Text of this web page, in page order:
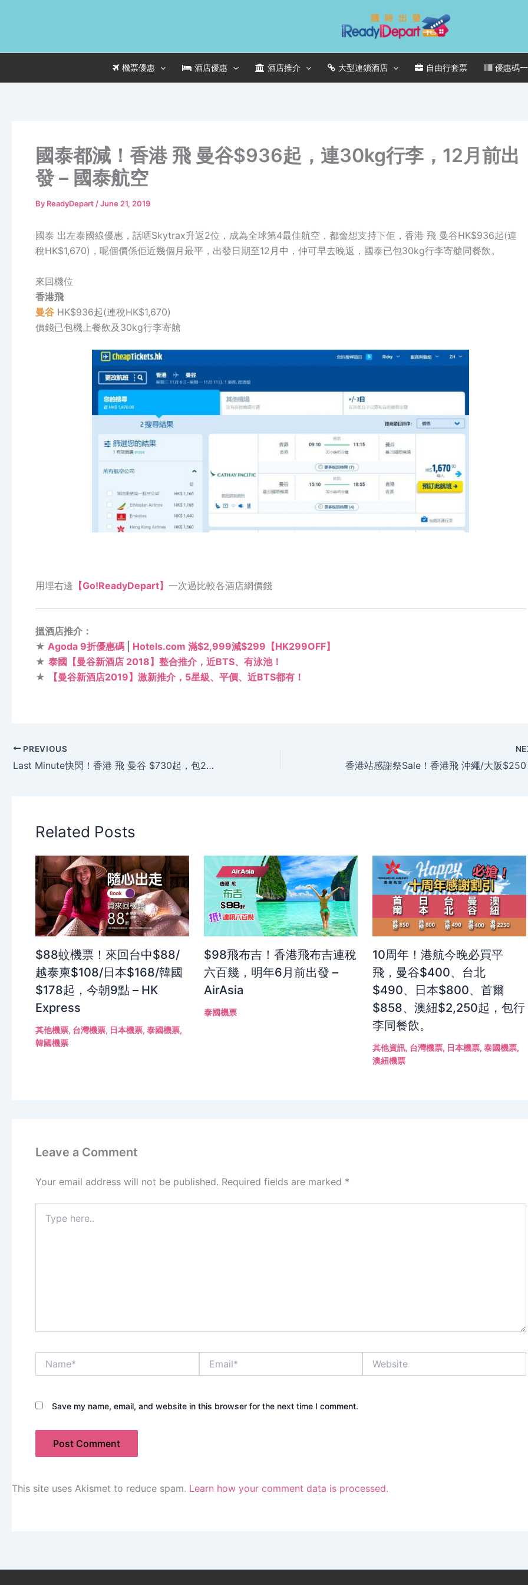
機票優惠 酒店優惠 酒店推介 大型連鎖酒店 自由行套票 優惠碼
國泰都減！香港 飛 曼谷$936起，連30kg行李，12月前出
發 – 國泰航空
By ReadyDepart /June 21, 2019
國泰 出左泰國線優惠，話哂Skytrax升返2位，成為全球第4最佳航空，都會想支持下佢，香港 飛 曼谷HK$936起(連
稅HK$1,670)，呢個價係佢近幾個月最平，出發日期至12月中，仲可早去晚返，國泰已包30kg行李寄艙同餐飲。
來回機位
香港飛
曼谷 HK$936起(連稅HK$1,670)
價錢已包機上餐飲及30kg行李寄艙
用埋右邊 【Go!ReadyDepart】 一次過比較各酒店網價錢
搵酒店推介：
★ Agoda 9折優惠碼
Hotels.com 滿$2,999減$299【HK299OFF】
★ 泰國【曼谷新酒店 2018】整合推介，近BTS、有泳池！
★
【曼谷新酒店2019】激新推介，5星級、平價、近BTS都有！
PREVIOUS
Last Minute快閃！香港 飛 曼谷 $730起，包23kg行李 – 埃及航空
Related Posts
$88蚊機票！來回台中$88/
越泰柬$108/日本$168/韓國
$178起，今朝9點 – HK
Express
其他機票, 台灣機票, 日本機票, 泰國機票,
韓國機票
$98飛布吉！香港飛布吉連稅
六百幾，明年6月前出發 –
AirAsia
泰國機票
10周年！港航今晚必買平
飛，曼谷$400、台北
$490、日本$800、首爾
$858、澳紐$2,250起，包行
李同餐飲。
其他資訊, 台灣機票, 日本機票, 泰國機票,
澳紐機票
Leave a Comment
Your email address will not be published. Required fields are marked *
here..
Save my name, email, and website in this browser for the next time I comment.
This site uses Akismet to reduce spam. Learn how your comment data is processed.